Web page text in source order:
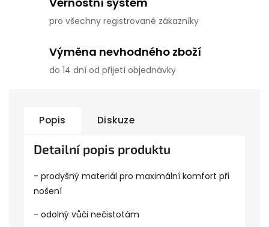
pro všechny registrované zákazníky
Výměna nevhodného zboží
do 14 dní od přijetí objednávky
Popis Diskuze
Detailní popis produktu
- prodyšný materiál pro maximální komfort při
nošení
- odolný vůči nečistotám